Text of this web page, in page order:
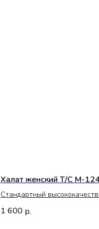
Халат женский Т/С М-
Стандартный
устойчивая к морщинам смесь
1 600 р.